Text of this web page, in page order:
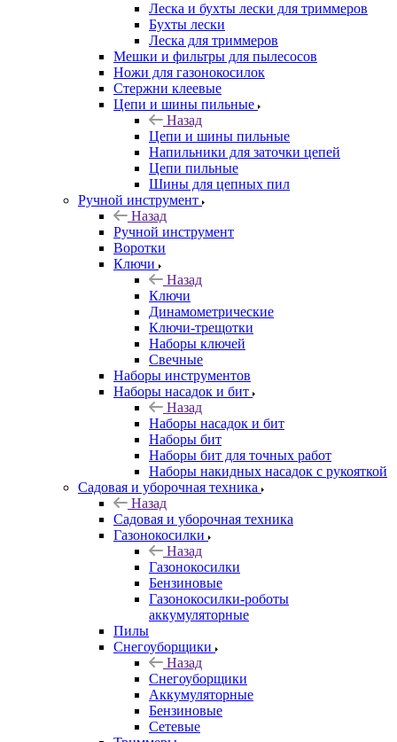
Леска и бухты лески для триммеров
Бухты лески
Леска для триммеров
Мешки и фильтры для пылесосов
Ножи для газонокосилок
Стержни клеевые
Цепи и шины пильные
Назад
Цепи и шины пильные
Напильники для заточки цепей
Цепи пильные
Шины для цепных пил
Ручной инструмент
Назад
Ручной инструмент
Воротки
Ключи
Назад
Ключи
Динамометрические
Ключи-трещотки
Наборы ключей
Свечные
Наборы инструментов
Наборы насадок и бит
Назад
Наборы насадок и бит
Наборы бит
Наборы бит для точных работ
Наборы накидных насадок с рукояткой
Садовая и уборочная техника
Назад
Садовая и уборочная техника
Газонокосилки
Назад
Газонокосилки
Бензиновые
Газонокосилки-роботы
аккумуляторные
Пилы
Снегоуборщики
Назад
Снегоуборщики
Аккумуляторные
Бензиновые
Сетевые